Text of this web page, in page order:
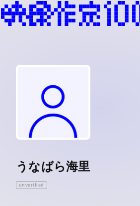
うなばら海里
unverified